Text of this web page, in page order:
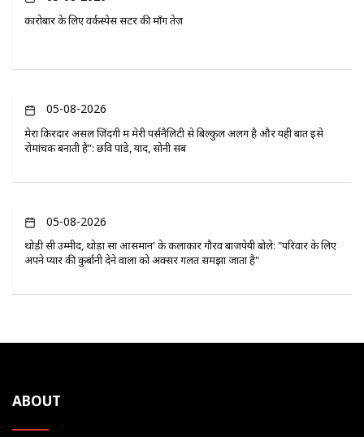
कारोबार के लिए वर्कस्पेस सेंटर की माँग तेज़
05-08-2026
मेरा किरदार असल ज़िंदगी में मेरी पर्सनैलिटी से बिल्कुल अलग है और यही बात इसे
रोमांचक बनाती है”: छवि पांडे, यादें, सोनी सब
05-08-2026
थोड़ी सी उम्मीद, थोड़ा सा आसमान' के कलाकार गौरव बाजपेयी बोले: "परिवार के लिए
अपने प्यार की कुर्बानी देने वालों को अक्सर गलत समझा जाता है"
ABOUT